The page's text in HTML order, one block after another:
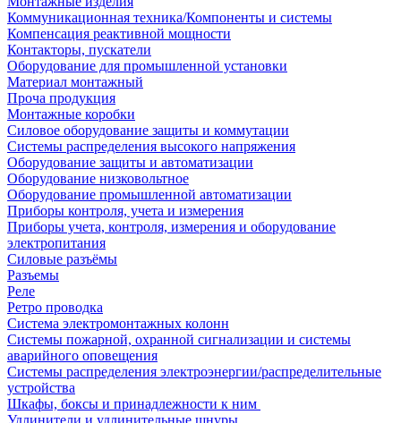
Коммуникационная техника/Компоненты и системы
Компенсация реактивной мощности
Контакторы, пускатели
Оборудование для промышленной установки
Материал монтажный
Проча продукция
Монтажные коробки
Силовое оборудование защиты и коммутации
Системы распределения высокого напряжения
Оборудование защиты и автоматизации
Оборудование низковольтное
Оборудование промышленной автоматизации
Приборы контроля, учета и измерения
Приборы учета, контроля, измерения и оборудование
электропитания
Силовые разъёмы
Разъемы
Реле
Ретро проводка
Система электромонтажных колонн
Системы пожарной, охранной сигнализации и системы
аварийного оповещения
Системы распределения электроэнергии/распределительные
устройства
Шкафы, боксы и принадлежности к ним
Удлинители и удлинительные шнуры